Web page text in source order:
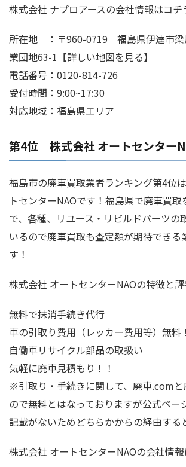
株式会社 ナプロアースの会社情報はコチ
所在地 ：〒960-0719 福島県伊達市梁
業団地63-1【詳しい地図を見る】
電話番号：0120-814-726
受付時間：9:00~17:30
対応地域：福島県エリア
第4位 株式会社 オートセンター
福島市の廃車買取業者ランキング第4位
トセンターNAOです！福島県で廃車買
で、各種、リユース・リビルドパーツの
いるので廃車買取も査定額が期待できる
す！
株式会社 オートセンターNAOの特徴と
無料で抹消手続き代行
車の引取り費用（レッカー費用等）無料！
自働車リサイクル部品の取扱い
気軽に廃車見積もり！！
※引取り・手続きに関して、廃車.com
ので無料とはなっておりますが公式ペー
記載がないためどちらかからの経由する
株式会社 オートセンターNAOの会社情